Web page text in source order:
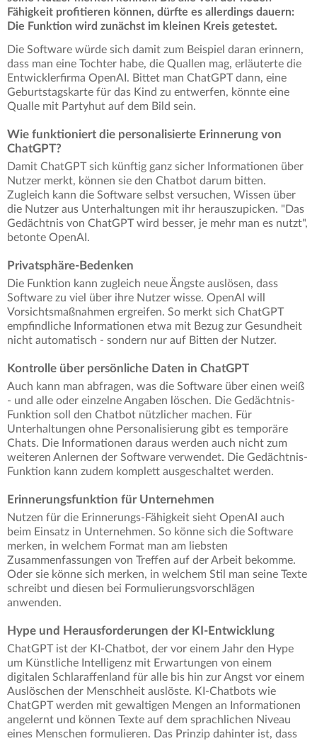
Fähigkeit profitieren können, dürfte es allerdings dauern:
Die Funktion wird zunächst im kleinen Kreis getestet.
Die Software würde sich damit zum Beispiel daran erinnern,
dass man eine Tochter habe, die Quallen mag, erläuterte die
Entwicklerfirma OpenAI. Bittet man ChatGPT dann, eine
Geburtstagskarte für das Kind zu entwerfen, könnte eine
Qualle mit Partyhut auf dem Bild sein.
Wie funktioniert die personalisierte Erinnerung von
ChatGPT?
Damit ChatGPT sich künftig ganz sicher Informationen über
Nutzer merkt, können sie den Chatbot darum bitten.
Zugleich kann die Software selbst versuchen, Wissen über
die Nutzer aus Unterhaltungen mit ihr herauszupicken. "Das
Gedächtnis von ChatGPT wird besser, je mehr man es nutzt",
betonte OpenAI.
Privatsphäre-Bedenken
Die Funktion kann zugleich neue Ängste auslösen, dass
Software zu viel über ihre Nutzer wisse. OpenAI will
Vorsichtsmaßnahmen ergreifen. So merkt sich ChatGPT
empfindliche Informationen etwa mit Bezug zur Gesundheit
nicht automatisch - sondern nur auf Bitten der Nutzer.
Kontrolle über persönliche Daten in ChatGPT
Auch kann man abfragen, was die Software über einen weiß
- und alle oder einzelne Angaben löschen. Die Gedächtnis-
Funktion soll den Chatbot nützlicher machen. Für
Unterhaltungen ohne Personalisierung gibt es temporäre
Chats. Die Informationen daraus werden auch nicht zum
weiteren Anlernen der Software verwendet. Die Gedächtnis-
Funktion kann zudem komplett ausgeschaltet werden.
Erinnerungsfunktion für Unternehmen
Nutzen für die Erinnerungs-Fähigkeit sieht OpenAI auch
beim Einsatz in Unternehmen. So könne sich die Software
merken, in welchem Format man am liebsten
Zusammenfassungen von Treffen auf der Arbeit bekomme.
Oder sie könne sich merken, in welchem Stil man seine Texte
schreibt und diesen bei Formulierungsvorschlägen
anwenden.
Hype und Herausforderungen der KI-Entwicklung
ChatGPT ist der KI-Chatbot, der vor einem Jahr den Hype
um Künstliche Intelligenz mit Erwartungen von einem
digitalen Schlaraffenland für alle bis hin zur Angst vor einem
Auslöschen der Menschheit auslöste. KI-Chatbots wie
ChatGPT werden mit gewaltigen Mengen an Informationen
angelernt und können Texte auf dem sprachlichen Niveau
eines Menschen formulieren. Das Prinzip dahinter ist, dass